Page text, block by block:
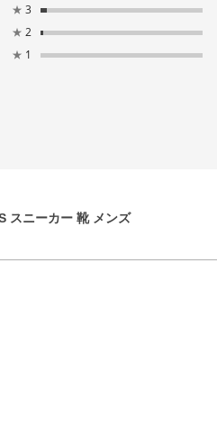
★ 3
★ 2
★ 1
スニーカー 靴 メンズ